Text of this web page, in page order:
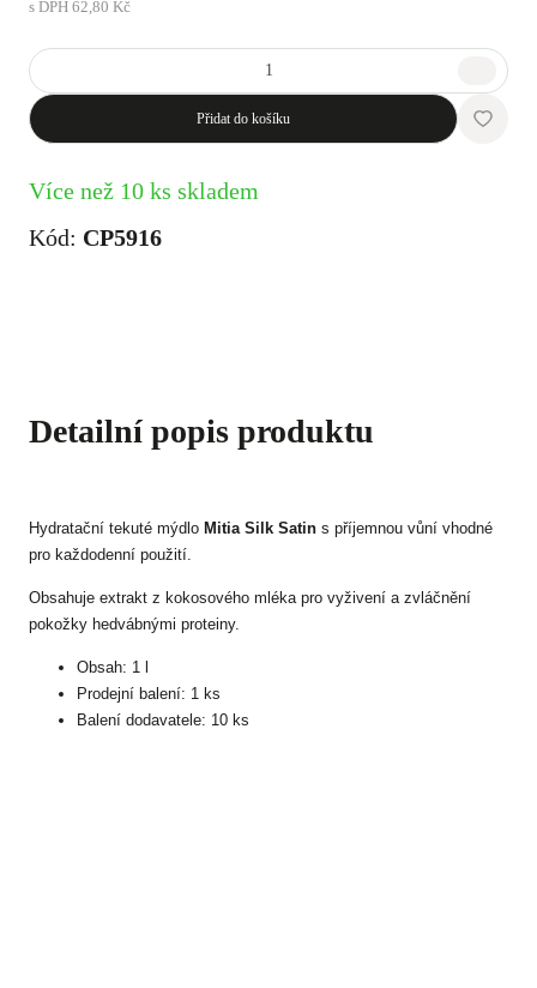
s DPH 62,80 Kč
Přidat do košíku
Více než 10 ks skladem
Kód: CP5916
Detailní popis produktu
Hydratační tekuté mýdlo Mitia Silk Satin s příjemnou vůní vhodné
pro každodenní použití.
Obsahuje extrakt z kokosového mléka pro vyživení a zvláčnění
pokožky hedvábnými proteiny.
Obsah: 1 l
Prodejní balení: 1 ks
Balení dodavatele: 10 ks